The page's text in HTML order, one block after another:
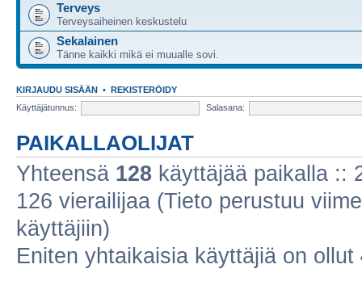
Terveys
Terveysaiheinen keskustelu
Sekalainen
Tänne kaikki mikä ei muualle sovi.
KIRJAUDU SISÄÄN • REKISTERÖIDY
Käyttäjätunnus:
Salasana:
PAIKALLAOLIJAT
Yhteensä 128 käyttäjää paikalla ::
126 vierailijaa (Tieto perustuu
käyttäjiin)
Eniten yhtaikaisia käyttäjiä on ollut